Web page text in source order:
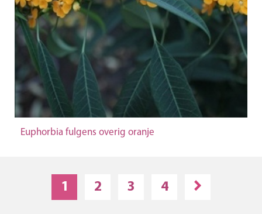
Euphorbia fulgens overig oranje
1 2 3 4